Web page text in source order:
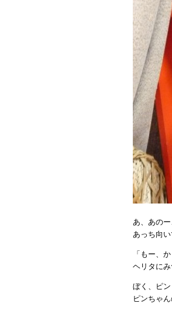
あ、あの
あっち向
「もー、
ヘリタに
ぼく、ピン
ピンちゃ